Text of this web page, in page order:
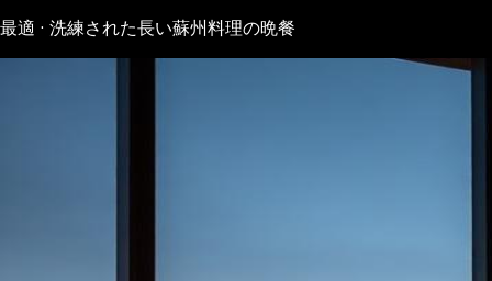
最適 · 洗練された長い蘇州料理の晩餐